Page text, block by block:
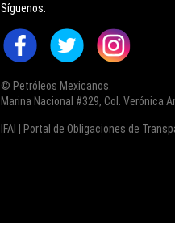
Síguenos:
© Petróleos Mexicanos.
Marina Nacional #329, Col. Verónica
IFAI | Portal de Obligaciones de